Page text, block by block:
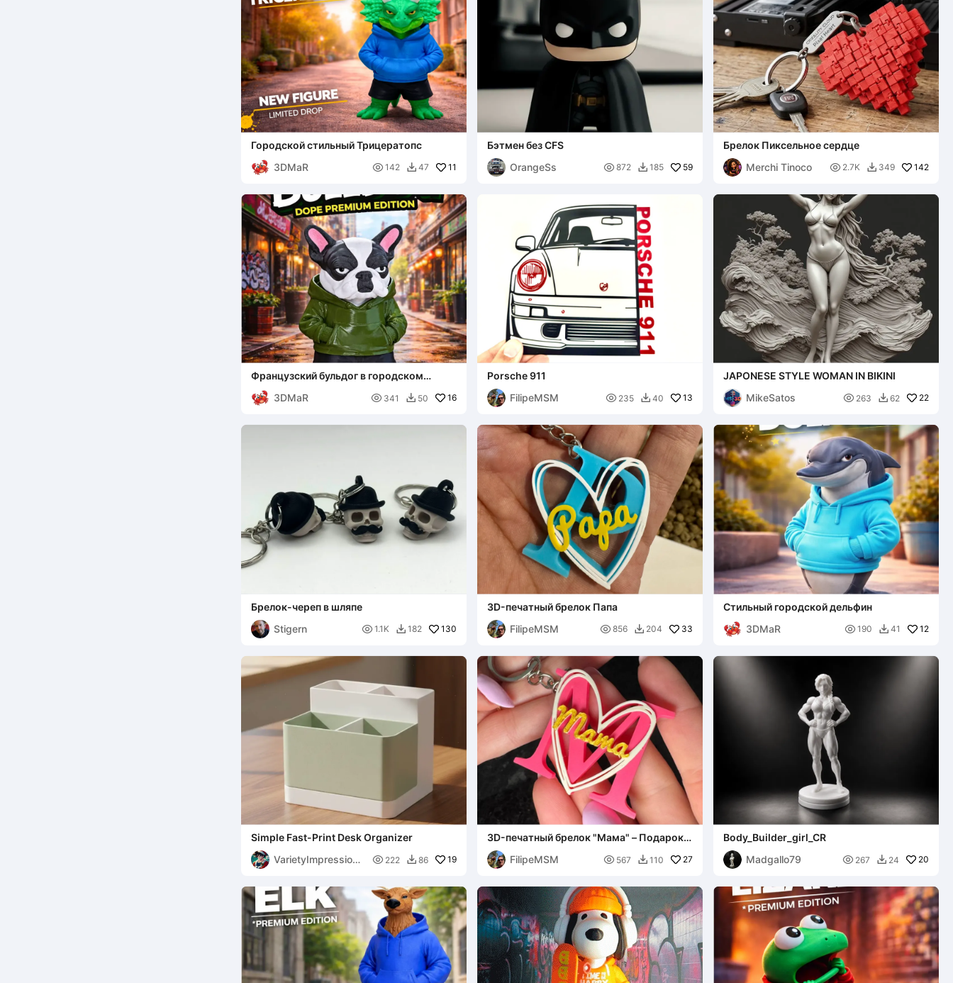
Городской стильный Трицератопс
3DMaR
 142  47 11
Бэтмен без CFS
OrangeSs
 872  185 59
Брелок Пиксельное сердце
Merchi Tinoco
 2.7K  349 142
Французский бульдог в городском
3DMaR
 341  50 16
Porsche 911
FilipeMSM
 235  40 13
JAPONESE STYLE WOMAN IN BIKINI
MikeSatos
 263  62 22
Брелок-череп в шляпе
Stigern
 1.1K  182 130
3D-печатный брелок Папа
FilipeMSM
 856  204 33
Стильный городской дельфин
3DMaR
 190  41 12
Simple Fast-Print Desk Organizer
VarietyImpression4
 222  86 19
3D-печатный брелок "Мама" – Подарок
на День матери
FilipeMSM
 567  110 27
Body_Builder_girl_CR
Madgallo79
 267  24 20